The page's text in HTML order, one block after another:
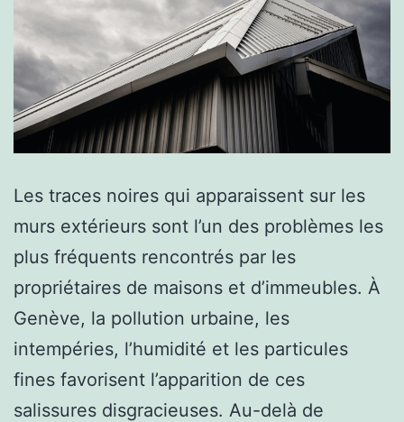
Les traces noires qui apparaissent sur les
murs extérieurs sont l’un des problèmes les
plus fréquents rencontrés par les
propriétaires de maisons et d’immeubles. À
Genève, la pollution urbaine, les
intempéries, l’humidité et les particules
fines favorisent l’apparition de ces
salissures disgracieuses. Au-delà de